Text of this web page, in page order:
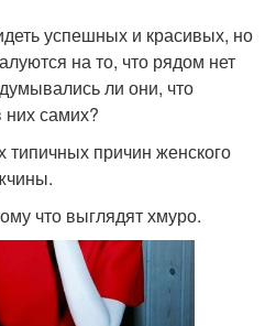
успешных и красивых, но
на то, что рядом нет
ли они, что
них самих?
типичных причин женского
что выглядят хмуро.